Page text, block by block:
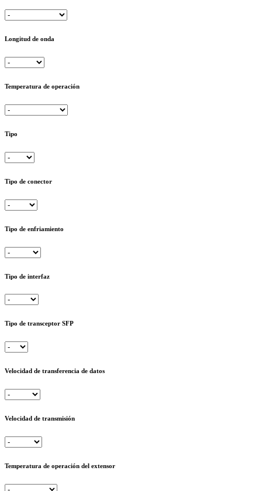
Longitud de onda
Temperatura de operación
Tipo
Tipo de conector
Tipo de enfriamiento
Tipo de interfaz
Tipo de transceptor SFP
Velocidad de transferencia de datos
Velocidad de transmisión
Temperatura de operación del extensor